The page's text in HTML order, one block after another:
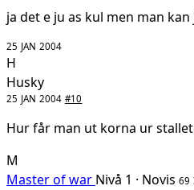
ja det e ju as kul men man
25 JAN 2004
H
Husky
25 JAN 2004 #10
Hur får man ut korna ur
M
Master of war Nivå 1 · Novis 69